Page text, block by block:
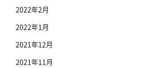
2022年2月
2022年1月
2021年12月
2021年11月